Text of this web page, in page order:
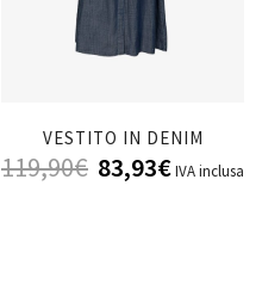
VESTITO IN DENIM
119,90€ 83,93€IVA inclusa